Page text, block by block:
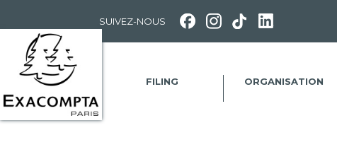
SUIVEZ-NOUS
FILING ORGANISATION